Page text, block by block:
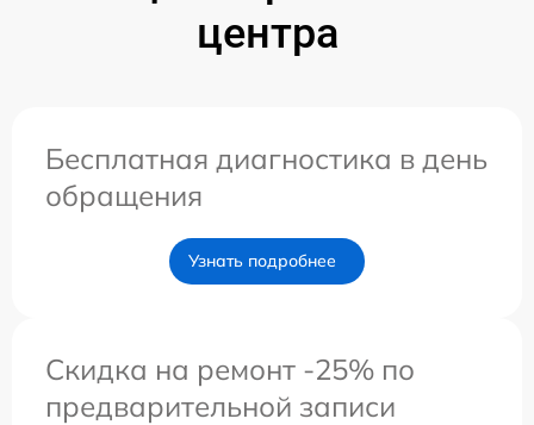
центра
Бесплатная диагностика в день
обращения
Узнать подробнее
Скидка на ремонт -25% по
предварительной записи